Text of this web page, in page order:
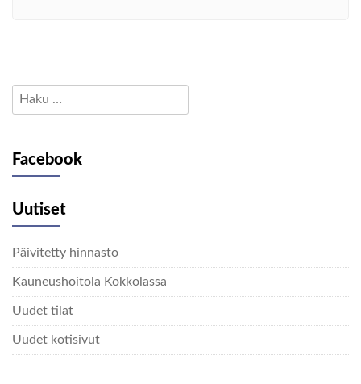
Haku:
Facebook
Uutiset
Päivitetty hinnasto
Kauneushoitola Kokkolassa
Uudet tilat
Uudet kotisivut